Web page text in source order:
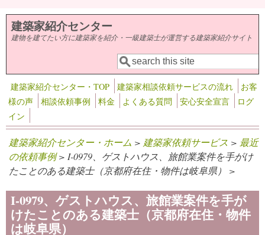
メインコンテンツに移動
建築家紹介センター
建物を建てたい方に建築家を紹介・一級建築士が運営する建築家紹介サイト
検索フォーム
検索
建築家紹介センター・TOP 建築家相談依頼サービスの流れ
お客
様の声
相談依頼事例 料金 よくある質問 安心安全宣言
ログ
イン
建築家紹介センター・ホーム > 建築家依頼サービス > 最近
の依頼事例> I-0979、ゲストハウス、旅館業案件を手がけ
たことのある建築士（京都府在住・物件は岐阜県） >
I-0979、ゲストハウス、旅館業案件を手が
けたことのある建築士（京都府在住・物件
は岐阜県）